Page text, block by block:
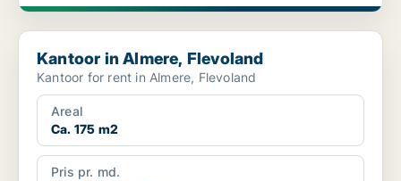
Kantoor in Almere, Flevoland
Kantoor in Almere, Flevoland
Kantoor for rent in Almere, Flevoland
Areal
Ca. 175 m2
Pris pr. md.